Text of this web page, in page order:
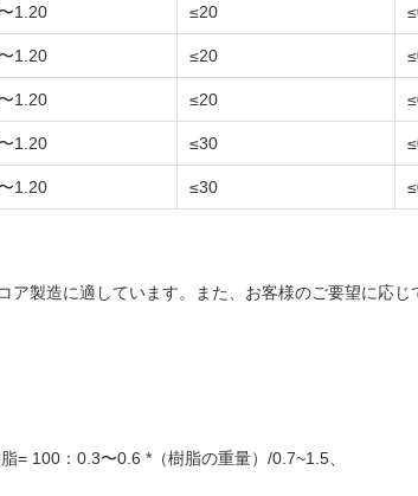
1.20 ≤20
1.20 ≤20
1.20 ≤20
1.20 ≤30
1.20 ≤30
ア製造に適しています。また、お客様のご要望に応
= 100：0.3〜0.6 *（樹脂の重量）/0.7~1.5、